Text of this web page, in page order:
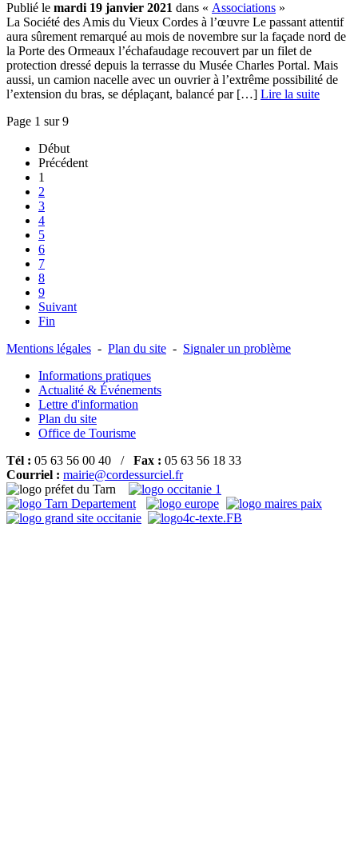
Publié le mardi 19 janvier 2021 dans « Associations »
La Société des Amis du Vieux Cordes à l’œuvre Le passant attentif
aura sûrement remarqué au mois de novembre sur la façade nord de
la Porte des Ormeaux l’échafaudage recouvert par un filet de
protection dressé depuis la terrasse du Musée Charles Portal. Mais
aussi, un camion nacelle avec un ouvrier à l’extrême possibilité de
l’extension du bras, se déplaçant, balancé par […] ­ Lire la suite
Page 1 sur 9
Début
Précédent
1
2
3
4
5
6
7
8
9
Suivant
Fin
Mentions légales - Plan du site - Signaler un problème
Informations pratiques
Actualité & Événements
Lettre d'information
Plan du site
Office de Tourisme
Tél : 05 63 56 00 40 / Fax : 05 63 56 18 33
Courriel : mairie@cordessurciel.fr